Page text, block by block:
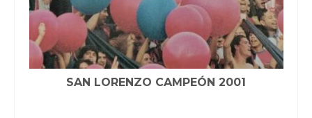
SAN LORENZO CAMPEÓN 2001